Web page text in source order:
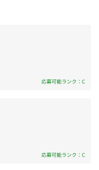
刷業など
取得をバックアッ
など、技術向上支援
する当社で、スキル
ていきたいエンジ
応募可能ランク：C
応募可能ランク：C